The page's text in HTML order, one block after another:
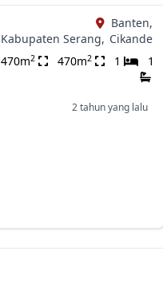
Banten,
Kabupaten Serang, Cikande
470m2 470m2 1 1
2 tahun yang lalu